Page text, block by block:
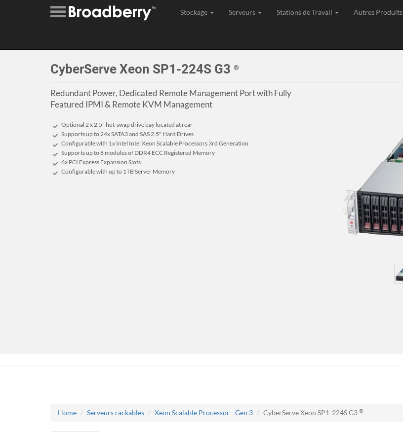
Stockage Serveurs Stations de Travail Autres Produits
CyberServe Xeon SP1-224S G3 ®
Redundant Power, Dedicated Remote Management Port with Fully
Featured IPMI & Remote KVM Management
Optional 2 x 2.5" hot-swap drive bay located at rear
Supports up to 24x SATA3 and SAS 2.5" Hard Drives
Configurable with 1x Intel Intel Xeon Scalable Processors 3rd Generation
Supports up to 8 modules of DDR4 ECC Registered Memory
6x PCI Express Expansion Slots
Configurable with up to 1TB Server Memory
Home Serveurs rackables Xeon Scalable Processor - Gen 3 CyberServe Xeon SP1-224S G3 ®